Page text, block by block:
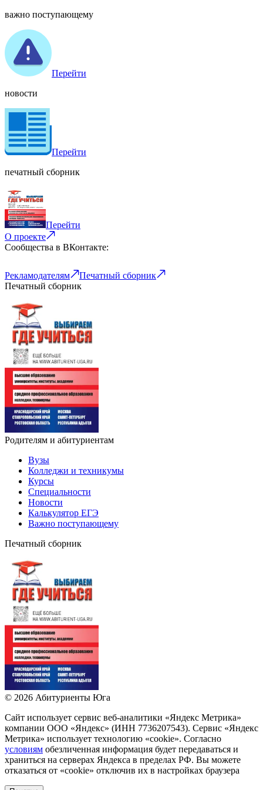
важно поступающему
Перейти
новости
Перейти
печатный сборник
Перейти
О проекте
Сообщества в ВКонтакте:
Рекламодателям
Печатный сборник
Печатный сборник
Родителям и абитуриентам
Вузы
Колледжи и техникумы
Курсы
Специальности
Новости
Калькулятор ЕГЭ
Важно поступающему
Печатный сборник
© 2026 Абитуриенты Юга
Сайт использует сервис веб-аналитики «Яндекс Метрика»
компании ООО «Яндекс» (ИНН 7736207543). Сервис «Яндекс
Метрика» использует технологию «сookie». Согласно
условиям обезличенная информация будет передаваться и
храниться на серверах Яндекса в пределах РФ. Вы можете
отказаться от «сookie» отключив их в настройках браузера